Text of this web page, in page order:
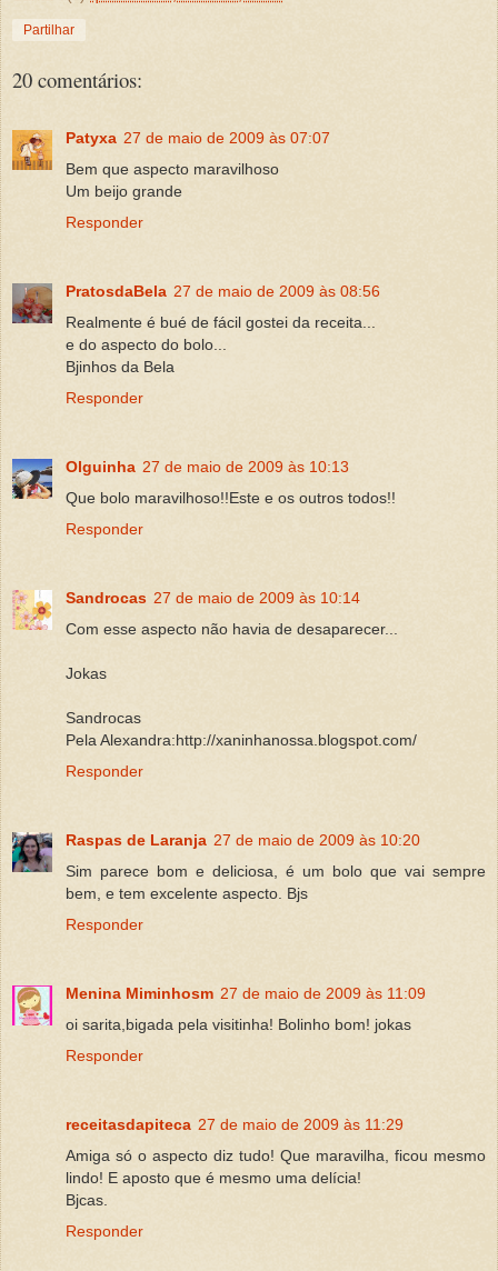
Partilhar
20 comentários:
Patyxa 27 de maio de 2009 às 07:07
Bem que aspecto maravilhoso
Um beijo grande
Responder
PratosdaBela 27 de maio de 2009 às 08:56
Realmente é bué de fácil gostei da receita...
e do aspecto do bolo...
Bjinhos da Bela
Responder
Olguinha 27 de maio de 2009 às 10:13
Que bolo maravilhoso!!Este e os outros todos!!
Responder
Sandrocas 27 de maio de 2009 às 10:14
Com esse aspecto não havia de desaparecer...
Jokas
Sandrocas
Pela Alexandra:http://xaninhanossa.blogspot.com/
Responder
Raspas de Laranja 27 de maio de 2009 às 10:20
Sim parece bom e deliciosa, é um bolo que vai sempre
bem, e tem excelente aspecto. Bjs
Responder
Menina Miminhosm 27 de maio de 2009 às 11:09
oi sarita,bigada pela visitinha! Bolinho bom! jokas
Responder
receitasdapiteca 27 de maio de 2009 às 11:29
Amiga só o aspecto diz tudo! Que maravilha, ficou mesmo
lindo! E aposto que é mesmo uma delícia!
Bjcas.
Responder